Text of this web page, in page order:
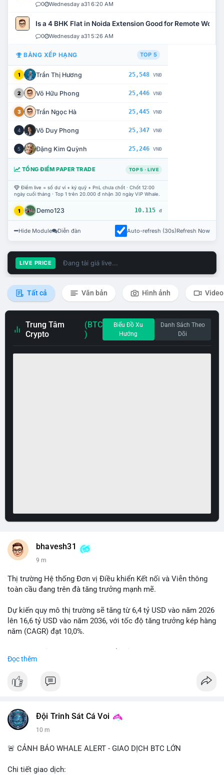
0 Wednesday a31 6:20 AM
Is a 4 BHK Flat in Noida Extension Good for Remote Work?
0 Wednesday a31 5:26 AM
BẢNG XẾP HẠNG TOP 5
1 Trần Thị Hương 25,548 VNĐ
2 Võ Hữu Phong 25,446 VNĐ
3 Trần Ngọc Hà 25,445 VNĐ
4 Võ Duy Phong 25,347 VNĐ
5 Đặng Kim Quỳnh 25,246 VNĐ
TỔNG ĐIỂM PAPER TRADE TOP 5 · LIVE
Điểm live = số dư ví + ký quỹ + PnL chưa chốt · Chốt 12:00
ngày cuối tháng · Top 1 trên 20.000 đ nhận 30 ngày VIP Whale.
1 Demo123 10.115 đ
Hide Module Diễn đàn Auto-refresh (30s)Refresh Now
LIVE PRICE Đang tải giá live...
Tất cả Văn bản Hình ảnh Video
Trung Tâm
Crypto
(BTC
)
Biểu Đồ Xu
Hướng
Danh Sách Theo
Dõi
bhavesh31
9 m
Thị trường Hệ thống Đơn vị Điều khiển Kết nối và Viễn thông
toàn cầu đang trên đà tăng trưởng mạnh mẽ.
Dự kiến quy mô thị trường sẽ tăng từ 6,4 tỷ USD vào năm 2026
lên 16,6 tỷ USD vào năm 2036, với tốc độ tăng trưởng kép hàng
năm (CAGR) đạt 10,0%.
trong các lĩnh vực ô tô, logistics và thiết bị thông minh.
Doanh nghiệp cần theo dõi xu hướng này để nắm bắt cơ hội
Đọc thêm
Đội Trinh Sát Cá Voi
10 m
🚨 CẢNH BÁO WHALE ALERT - GIAO DỊCH BTC LỚN
Chi tiết giao dịch: